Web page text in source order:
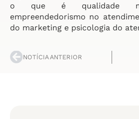
o que é qualidade no
empreendedorismo no
do marketing e psicologia do
NOTÍCIA ANTERIOR